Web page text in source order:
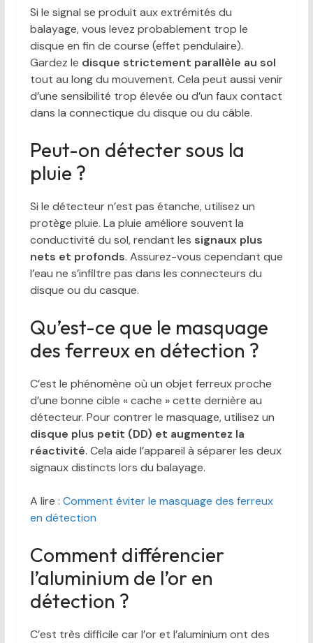
Si le signal se produit aux extrémités du
balayage, vous levez probablement trop le
disque en fin de course (effet pendulaire).
Gardez le disque strictement parallèle au sol
tout au long du mouvement. Cela peut aussi venir
d’une sensibilité trop élevée ou d’un faux contact
dans la connectique du disque ou du câble.
Peut-on détecter sous la
pluie ?
Si le détecteur n’est pas étanche, utilisez un
protège pluie. La pluie améliore souvent la
conductivité du sol, rendant les signaux plus
nets et profonds. Assurez-vous cependant que
l’eau ne s’infiltre pas dans les connecteurs du
disque ou du casque.
Qu’est-ce que le masquage
des ferreux en détection ?
C’est le phénomène où un objet ferreux proche
d’une bonne cible « cache » cette dernière au
détecteur. Pour contrer le masquage, utilisez un
disque plus petit (DD) et augmentez la
réactivité. Cela aide l’appareil à séparer les deux
signaux distincts lors du balayage.
A lire : Comment éviter le masquage des ferreux
en détection
Comment différencier
l’aluminium de l’or en
détection ?
C’est très difficile car l’or et l’aluminium ont des